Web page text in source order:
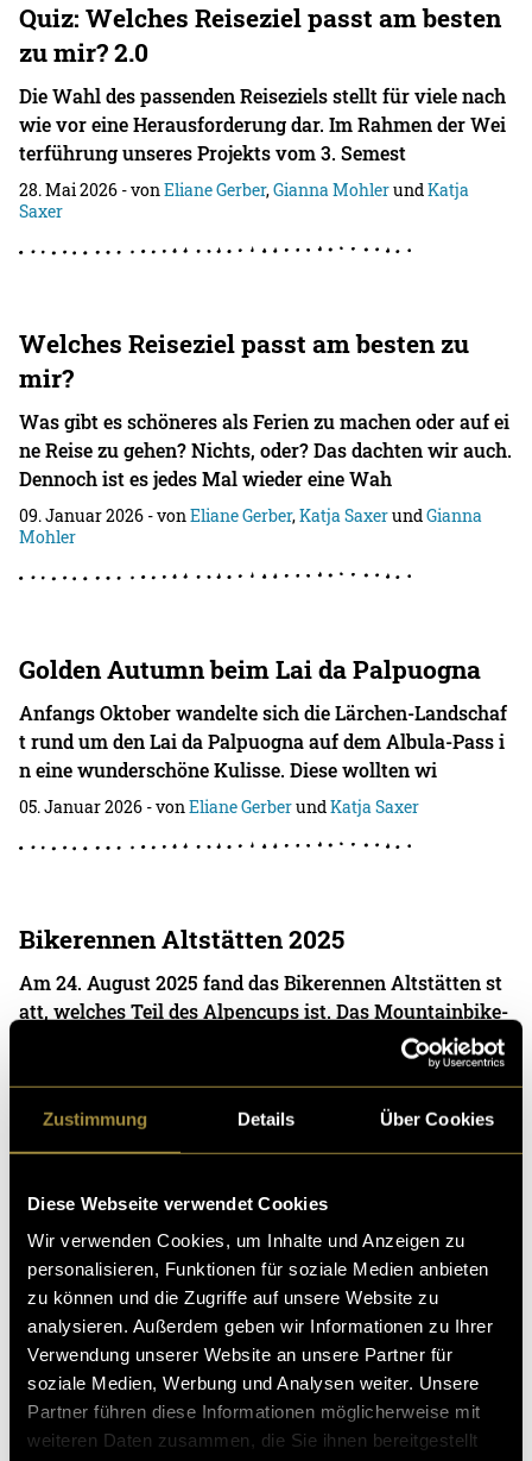
Zustimmung Details Über Cookies
Diese Webseite verwendet Cookies
Wir verwenden Cookies, um Inhalte und Anzeigen zu
personalisieren, Funktionen für soziale Medien anbieten
zu können und die Zugriffe auf unsere Website zu
analysieren. Außerdem geben wir Informationen zu Ihrer
Verwendung unserer Website an unsere Partner für
soziale Medien, Werbung und Analysen weiter. Unsere
Partner führen diese Informationen möglicherweise mit
weiteren Daten zusammen, die Sie ihnen bereitgestellt
Quiz: Welches Reiseziel passt am besten
zu mir? 2.0
Die Wahl des passenden Reiseziels stellt für viele nach
wie vor eine Herausforderung dar. Im Rahmen der Wei
terführung unseres Projekts vom 3. Semest
28. Mai 2026 - vonEliane Gerber,Gianna MohlerundKatja
Saxer
Welches Reiseziel passt am besten zu
mir?
Was gibt es schöneres als Ferien zu machen oder auf ei
ne Reise zu gehen? Nichts, oder? Das dachten wir auch.
Dennoch ist es jedes Mal wieder eine Wah
09. Januar 2026 - vonEliane Gerber,Katja SaxerundGianna
Mohler
Golden Autumn beim Lai da Palpuogna
Anfangs Oktober wandelte sich die Lärchen-Landschaf
t rund um den Lai da Palpuogna auf dem Albula-Pass i
n eine wunderschöne Kulisse. Diese wollten wi
05. Januar 2026 - vonEliane GerberundKatja Saxer
Bikerennen Altstätten 2025
Am 24. August 2025 fand das Bikerennen Altstätten st
att, welches Teil des Alpencups ist. Das Mountainbike-
Rennen bringt jedes Jahr Fahrerinnen und Fa
Pura Vida in Costa Rica
Affen, Schlangen, Tapire, mystische Nebelwälder und
perfekte Wellen bei Sonnenaufgang – all das bietet Cos
ta Rica mit seiner Vielfalt. Meine Reise
03. Januar 2026- vonKatja Saxer